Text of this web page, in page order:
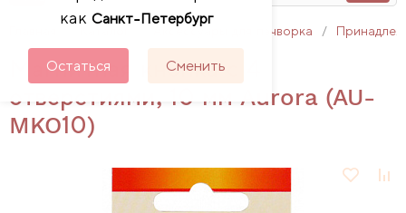
как Санкт-Петербург
Остаться Сменить
Аксессуары для пэчворка
Магнитная кнопка с 4
отверстиями, 10 мм Aurora (AU-
MKO10)